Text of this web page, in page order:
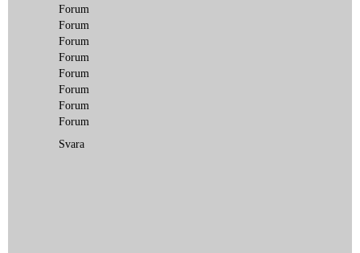
Forum
Forum
Forum
Forum
Forum
Forum
Forum
Forum
Svara